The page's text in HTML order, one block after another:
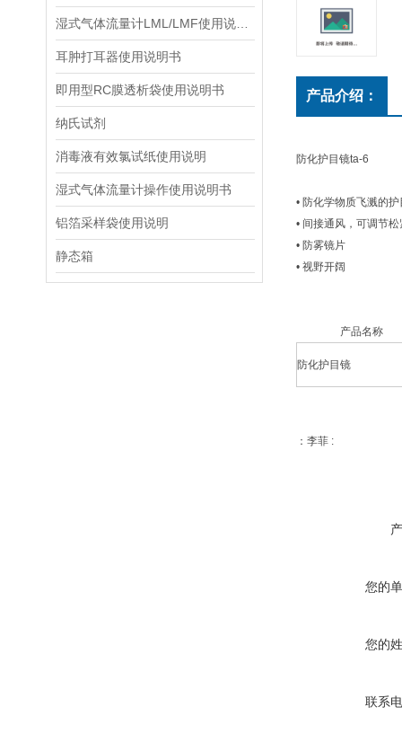
耳肿打耳器使用说明书
即用型RC膜透析袋使用说明书
纳氏试剂
消毒液有效氯试纸使用说明
湿式气体流量计操作使用说明书
铝箔采样袋使用说明
静态箱
产品介绍：
防化护目镜ta-6
• 防化学物质飞溅的护
• 间接通风，可调节松
• 防雾镜片
• 视野开阔
产品名称
防化护目镜
：李菲 :
您的
您的
联系